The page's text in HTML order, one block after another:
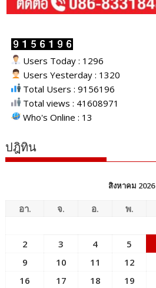
Users Today : 1296
Users Yesterday : 1320
Total Users : 9156196
Total views : 41608971
Who's Online : 13
ปฎิทิน
สิงหาคม 2026
อา. จ. อ. พ.
2
3 4 5
9
10 11 12
16
17 18 19